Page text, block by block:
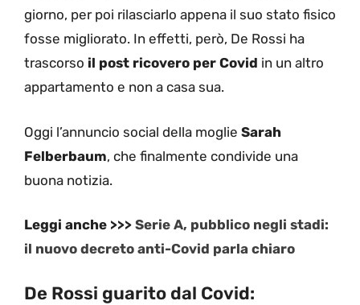
giorno, per poi rilasciarlo appena il suo stato fisico
fosse migliorato. In effetti, però, De Rossi ha
trascorso il post ricovero per Covid in un altro
appartamento e non a casa sua.
Oggi l’annuncio social della moglie Sarah
Felberbaum, che finalmente condivide una
buona notizia.
Leggi anche >>> Serie A, pubblico negli stadi:
il nuovo decreto anti-Covid parla chiaro
De Rossi guarito dal Covid: